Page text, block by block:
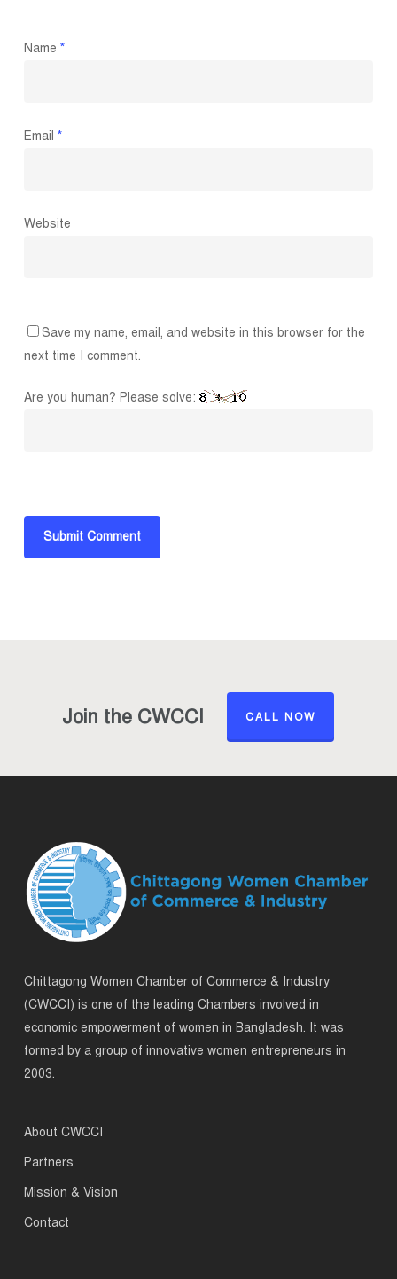
Name *
Email *
Website
Save my name, email, and website in this browser for the
next time I comment.
Are you human? Please solve:
Join the CWCCI CALL NOW
Chittagong Women Chamber of Commerce & Industry
(CWCCI) is one of the leading Chambers involved in
economic empowerment of women in Bangladesh. It was
formed by a group of innovative women entrepreneurs in
2003.
About CWCCI
Partners
Mission & Vision
Contact